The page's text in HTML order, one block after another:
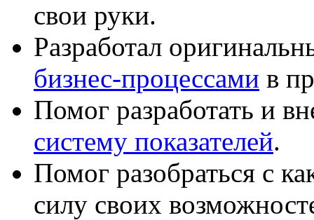
свои руки.
Разработал
бизнес-процессами в
Помог разработать и
систему показателей.
Помог разобраться с
силу своих